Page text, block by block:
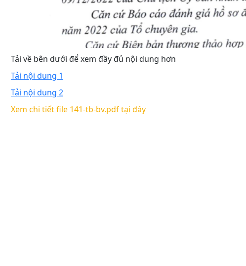
Tải về bên dưới để xem đầy đủ nội dung hơn
Tải nội dung 1
Tải nội dung 2
Xem chi tiết file 141-tb-bv.pdf tại đây